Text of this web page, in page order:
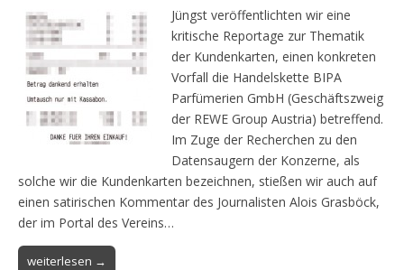
Jüngst veröffentlichten wir eine
kritische Reportage zur Thematik
der Kundenkarten, einen konkreten
Vorfall die Handelskette BIPA
Parfümerien GmbH (Geschäftszweig
der REWE Group Austria) betreffend.
Im Zuge der Recherchen zu den
Datensaugern der Konzerne, als
solche wir die Kundenkarten bezeichnen, stießen wir auch auf
einen satirischen Kommentar des Journalisten Alois Grasböck,
der im Portal des Vereins…
weiterlesen →